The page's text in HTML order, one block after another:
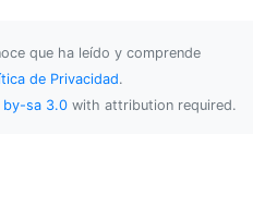
que ha leído y comprende
de Privacidad.
by-sa 3.0 with attribution required.